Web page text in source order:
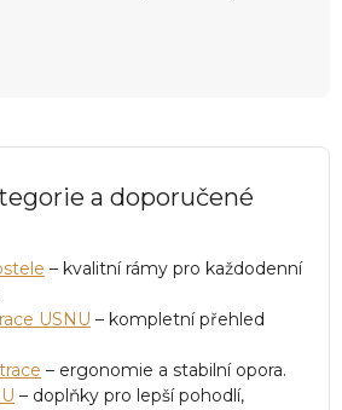
a doporučené
– kvalitní rámy pro každodenní
USNU – kompletní přehled
– ergonomie a stabilní opora.
– doplňky pro lepší pohodlí,